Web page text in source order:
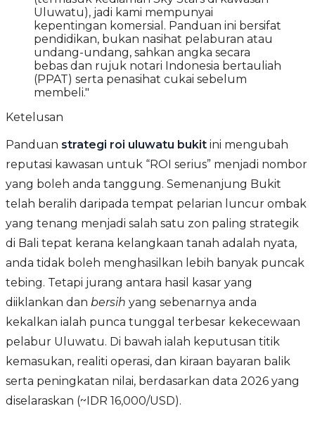
Uluwatu), jadi kami mempunyai
kepentingan komersial. Panduan ini bersifat
pendidikan, bukan nasihat pelaburan atau
undang-undang, sahkan angka secara
bebas dan rujuk notari Indonesia bertauliah
(PPAT) serta penasihat cukai sebelum
membeli."
Ketelusan
Panduan strategi roi uluwatu bukit ini mengubah
reputasi kawasan untuk “ROI serius” menjadi nombor
yang boleh anda tanggung. Semenanjung Bukit
telah beralih daripada tempat pelarian luncur ombak
yang tenang menjadi salah satu zon paling strategik
di Bali tepat kerana kelangkaan tanah adalah nyata,
anda tidak boleh menghasilkan lebih banyak puncak
tebing. Tetapi jurang antara hasil kasar yang
diiklankan dan bersih yang sebenarnya anda
kekalkan ialah punca tunggal terbesar kekecewaan
pelabur Uluwatu. Di bawah ialah keputusan titik
kemasukan, realiti operasi, dan kiraan bayaran balik
serta peningkatan nilai, berdasarkan data 2026 yang
diselaraskan (~IDR 16,000/USD).